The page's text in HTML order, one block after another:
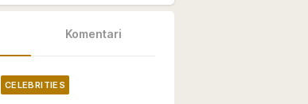
Komentari
CELEBRITIES